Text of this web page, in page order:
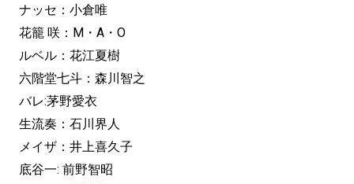
ナッセ：小倉唯
花籠 咲：M・A・O
ルベル：花江夏樹
六階堂七斗：森川智之
バレ:茅野愛衣
生流奏：石川界人
メイザ：井上喜久子
底谷一: 前野智昭